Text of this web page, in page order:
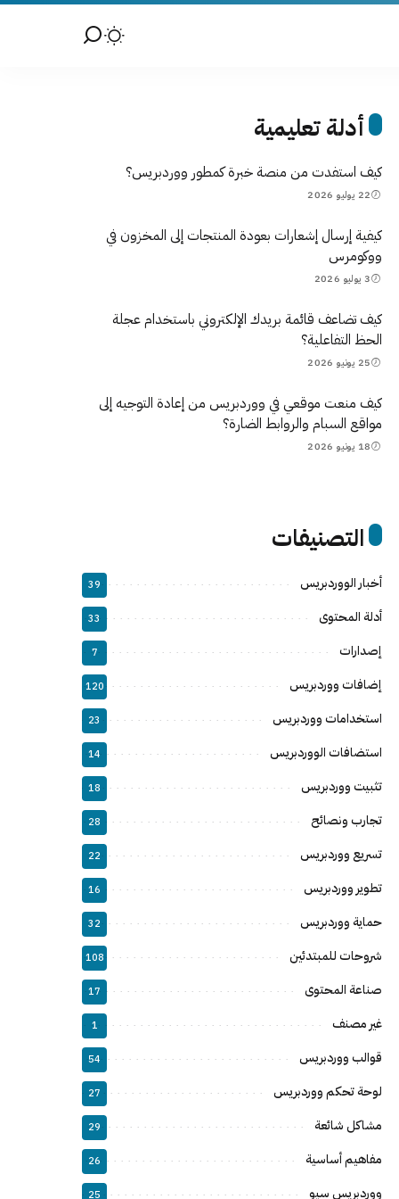
أدلة تعليمية
كيف استفدت من منصة خبرة كمطور ووردبريس؟
22 يوليو 2026
كيفية إرسال إشعارات بعودة المنتجات إلى المخزون في
ووكومرس
3 يوليو 2026
كيف تضاعف قائمة بريدك الإلكتروني باستخدام عجلة
الحظ التفاعلية؟
25 يونيو 2026
كيف منعت موقعي في ووردبريس من إعادة التوجيه إلى
مواقع السبام والروابط الضارة؟
18 يونيو 2026
التصنيفات
أخبار الووردبريس 39
أدلة المحتوى 33
إصدارات 7
إضافات ووردبريس 120
استخدامات ووردبريس 23
استضافات الووردبريس 14
تثبيت ووردبريس 18
تجارب ونصائح 28
تسريع ووردبريس 22
تطوير ووردبريس 16
حماية ووردبريس 32
شروحات للمبتدئين 108
صناعة المحتوى 17
غير مصنف 1
قوالب ووردبريس 54
لوحة تحكم ووردبريس 27
مشاكل شائعة 29
مفاهيم أساسية 26
ووردبريس سيو 25